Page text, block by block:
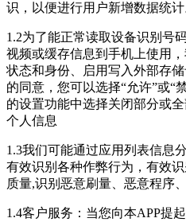
识，以便进行用户新增数据统计
1.2为了能正常读取设备识别号
视频或缓存信息到手机上使用
状态和身份、启用写入外部存
的同意，您可以选择“允许”或“
的设置功能中选择关闭部分或
个人信息
1.3我们可能通过应用列表信息
有效识别各种作弊行为，有效
质量,识别恶意刷量、恶意程序
1.4客户服务：当您向本APP提